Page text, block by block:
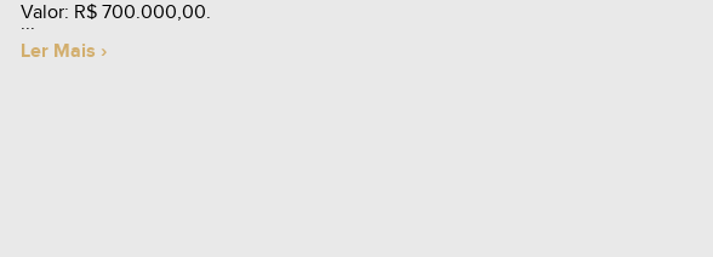
Valor: R$ 700.000,00.
Ler Mais ›